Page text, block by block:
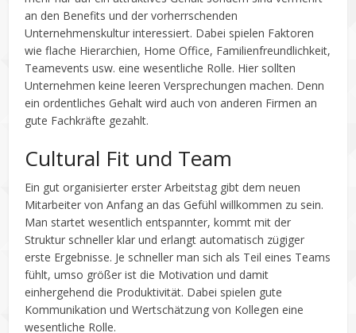
an den Benefits und der vorherrschenden
Unternehmenskultur interessiert. Dabei spielen Faktoren
wie flache Hierarchien, Home Office, Familienfreundlichkeit,
Teamevents usw. eine wesentliche Rolle. Hier sollten
Unternehmen keine leeren Versprechungen machen. Denn
ein ordentliches Gehalt wird auch von anderen Firmen an
gute Fachkräfte gezahlt.
Cultural Fit und Team
Ein gut organisierter erster Arbeitstag gibt dem neuen
Mitarbeiter von Anfang an das Gefühl willkommen zu sein.
Man startet wesentlich entspannter, kommt mit der
Struktur schneller klar und erlangt automatisch zügiger
erste Ergebnisse. Je schneller man sich als Teil eines Teams
fühlt, umso größer ist die Motivation und damit
einhergehend die Produktivität. Dabei spielen gute
Kommunikation und Wertschätzung von Kollegen eine
wesentliche Rolle.